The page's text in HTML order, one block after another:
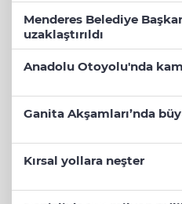
Menderes Belediye
uzaklaştırıldı
Anadolu Otoyolu'nda
Ganita Akşamları’nda
Kırsal yollara neşter